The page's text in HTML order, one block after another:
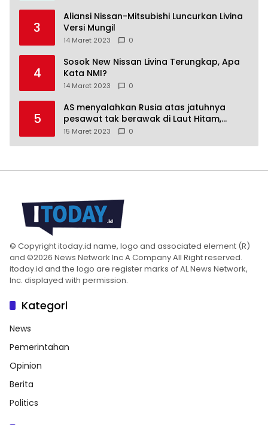
3
Aliansi Nissan-Mitsubishi Luncurkan Livina
Versi Mungil
14 Maret 2023 0
4
Sosok New Nissan Livina Terungkap, Apa
Kata NMI?
14 Maret 2023 0
5
AS menyalahkan Rusia atas jatuhnya
pesawat tak berawak di Laut Hitam,
Moskow menyangkal
15 Maret 2023 0
© Copyright itoday.id name, logo and associated element (R)
and ©2026 News Network Inc A Company All Right reserved.
itoday.id and the logo are register marks of AL News Network,
Inc. displayed with permission.
Kategori
News
Pemerintahan
Opinion
Berita
Politics